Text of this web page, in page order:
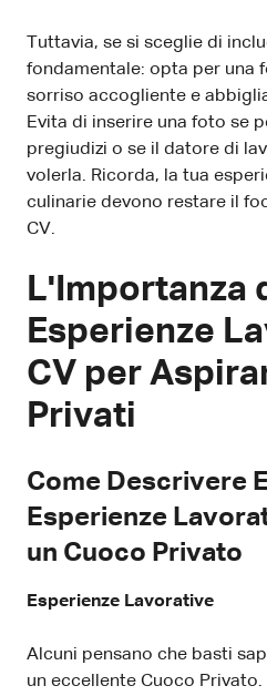
Tuttavia, se si sceglie di
fondamentale: opta per una
sorriso accogliente e
Evita di inserire una foto se
pregiudizi o se il datore di
volerla. Ricorda, la tua
culinarie devono restare il
CV.
L'Importanza
Esperienze
CV per
Privati
Come Descrivere
Esperienze
un Cuoco Privato
Esperienze Lavorative
Alcuni pensano che basti
un eccellente Cuoco